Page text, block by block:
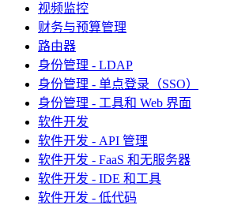
视频监控
财务与预算管理
路由器
身份管理 - LDAP
身份管理 - 单点登录（SSO）
身份管理 - 工具和 Web 界面
软件开发
软件开发 - API 管理
软件开发 - FaaS 和无服务器
软件开发 - IDE 和工具
软件开发 - 低代码